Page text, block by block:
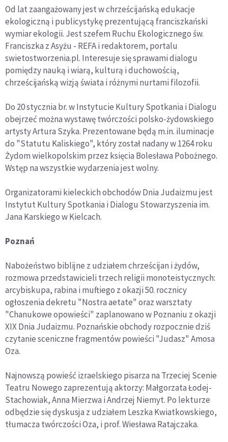
Od lat zaangażowany jest w chrześcijańską edukacje
ekologiczną i publicystykę prezentującą franciszkański
wymiar ekologii. Jest szefem Ruchu Ekologicznego św.
Franciszka z Asyżu - REFA i redaktorem, portalu
swietostworzenia.pl. Interesuje się sprawami dialogu
pomiędzy nauką i wiarą, kulturą i duchowością,
chrześcijańską wizją świata i różnymi nurtami filozofii.
Do 20 stycznia br. w Instytucie Kultury Spotkania i Dialogu
obejrzeć można wystawę twórczości polsko-żydowskiego
artysty Artura Szyka. Prezentowane będą m.in. iluminacje
do "Statutu Kaliskiego", który został nadany w 1264 roku
Żydom wielkopolskim przez księcia Bolesława Pobożnego.
Wstęp na wszystkie wydarzenia jest wolny.
Organizatorami kieleckich obchodów Dnia Judaizmu jest
Instytut Kultury Spotkania i Dialogu Stowarzyszenia im.
Jana Karskiego w Kielcach.
Poznań
Nabożeństwo biblijne z udziałem chrześcijan i żydów,
rozmowa przedstawicieli trzech religii monoteistycznych:
arcybiskupa, rabina i muftiego z okazji 50. rocznicy
ogłoszenia dekretu "Nostra aetate" oraz warsztaty
"Chanukowe opowieści" zaplanowano w Poznaniu z okazji
XIX Dnia Judaizmu. Poznańskie obchody rozpocznie dziś
czytanie sceniczne fragmentów powieści "Judasz" Amosa
Oza.
Najnowszą powieść izraelskiego pisarza na Trzeciej Scenie
Teatru Nowego zaprezentują aktorzy: Małgorzata Łodej-
Stachowiak, Anna Mierzwa i Andrzej Niemyt. Po lekturze
odbędzie się dyskusja z udziałem Leszka Kwiatkowskiego,
tłumacza twórczości Oza, i prof. Wiesława Ratajczaka.